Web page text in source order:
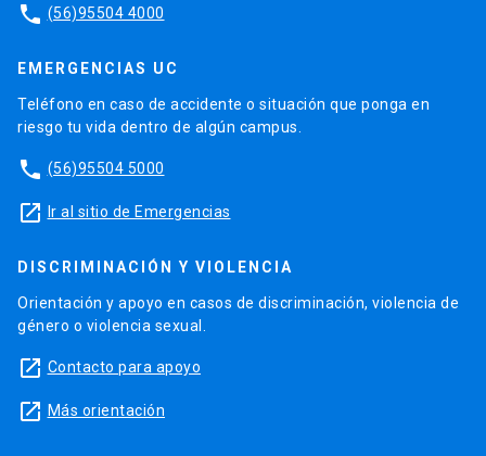
phone (56)95504 4000
EMERGENCIAS UC
Teléfono en caso de accidente o situación que ponga en
riesgo tu vida dentro de algún campus.
phone (56)95504 5000
launch Ir al sitio de Emergencias
DISCRIMINACIÓN Y VIOLENCIA
Orientación y apoyo en casos de discriminación, violencia de
género o violencia sexual.
launch Contacto para apoyo
launch Más orientación